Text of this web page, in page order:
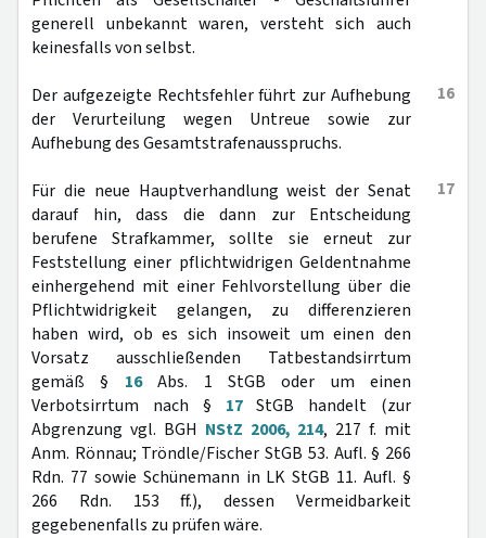
generell unbekannt waren, versteht sich auch
keinesfalls von selbst.
16
Der aufgezeigte Rechtsfehler führt zur Aufhebung
der Verurteilung wegen Untreue sowie zur
Aufhebung des Gesamtstrafenausspruchs.
17
Für die neue Hauptverhandlung weist der Senat
darauf hin, dass die dann zur Entscheidung
berufene Strafkammer, sollte sie erneut zur
Feststellung einer pflichtwidrigen Geldentnahme
einhergehend mit einer Fehlvorstellung über die
Pflichtwidrigkeit gelangen, zu differenzieren
haben wird, ob es sich insoweit um einen den
Vorsatz ausschließenden Tatbestandsirrtum
gemäß § 16Abs. 1 StGB oder um einen
Verbotsirrtum nach § 17StGB handelt (zur
Abgrenzung vgl. BGH NStZ 2006, 214, 217 f. mit
Anm. Rönnau; Tröndle/Fischer StGB 53. Aufl. § 266
Rdn. 77 sowie Schünemann in LK StGB 11. Aufl. §
266 Rdn. 153 ff.), dessen Vermeidbarkeit
gegebenenfalls zu prüfen wäre.